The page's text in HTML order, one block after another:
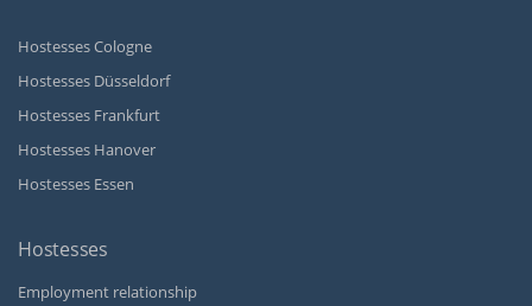
Hostesses Cologne
Hostesses Düsseldorf
Hostesses Frankfurt
Hostesses Hanover
Hostesses Essen
Hostesses
Employment relationship